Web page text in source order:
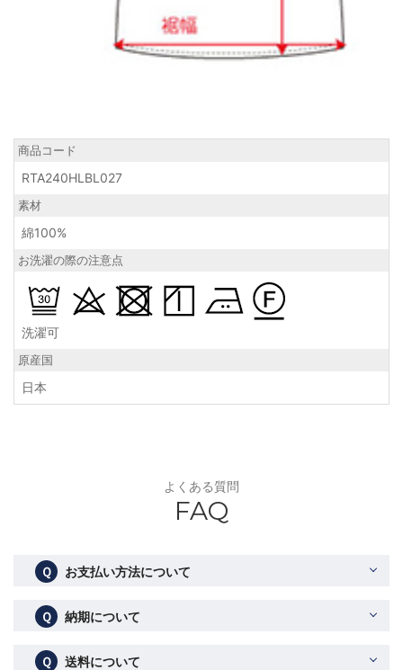
商品コード
RTA240HLBL027
素材
綿100%
お洗濯の際の注意点
洗濯可
原産国
日本
よくある質問
FAQ
Ｑ お支払い方法について
Ｑ 納期について
Ｑ 送料について